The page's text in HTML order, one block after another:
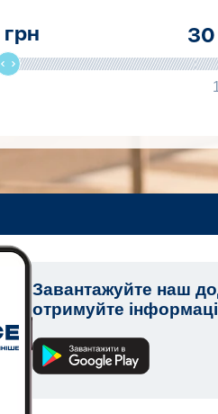
грн
Завантажуйте наш
отримуйте